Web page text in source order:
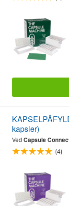
kapsler)
Ved Capsule
(4)